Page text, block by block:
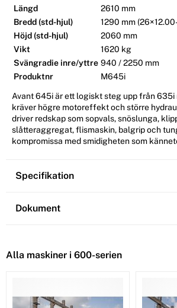
Längd
2610 mm
Bredd (std-hjul)
1290 mm
Höjd (std-hjul)
2060 mm
Vikt
1620 kg
Svängradie inre/yttre 940 / 2250 mm
Produktnr
M645i
Avant 645i är ett logiskt steg upp från
kräver högre motoreffekt och större
driver redskap som sopvals, snöslunga,
slåtteraggregat, flismaskin, balgrip och
kompromissa med smidigheten som
Specifikation
Dokument
Alla maskiner i 600-serien